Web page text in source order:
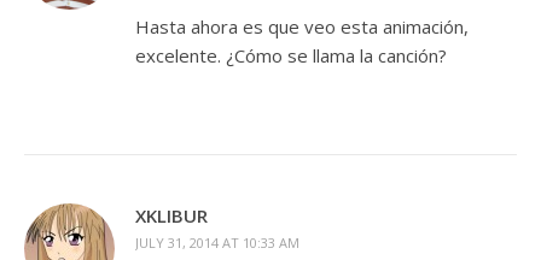
Hasta ahora es que veo esta animación,
excelente. ¿Cómo se llama la canción?
XKLIBUR
JULY 31, 2014 AT 10:33 AM